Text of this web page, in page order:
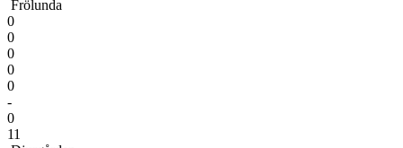
Frölunda
0
0
0
0
0
-
0
11